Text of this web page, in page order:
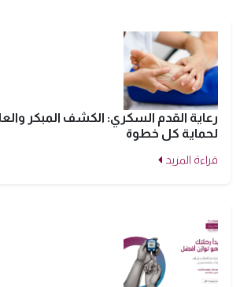
رعاية القدم السكري: الكشف المبكر
لحماية كل خطوة
قراءة المزيد